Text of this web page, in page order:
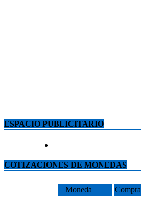
ESPACIO PUBLICITARIO
COTIZACIONES DE MONEDAS
Moneda Compra